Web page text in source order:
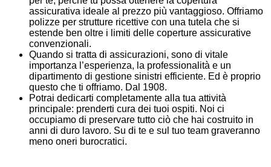
assicurativa ideale al prezzo più vantaggioso. Offriamo
polizze per strutture ricettive con una tutela che si
estende ben oltre i limiti delle coperture assicurative
convenzionali.
Quando si tratta di assicurazioni, sono di vitale
importanza l’esperienza, la professionalità e un
dipartimento di gestione sinistri efficiente. Ed è proprio
questo che ti offriamo. Dal 1908.
Potrai dedicarti completamente alla tua attività
principale: prenderti cura dei tuoi ospiti. Noi ci
occupiamo di preservare tutto ciò che hai costruito in
anni di duro lavoro. Su di te e sul tuo team graveranno
meno oneri burocratici.